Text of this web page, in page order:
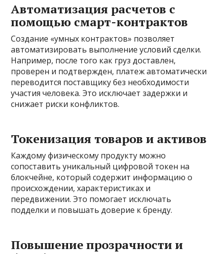
Автоматизация расчетов с
помощью смарт-контрактов
Создание «умных контрактов» позволяет
автоматизировать выполнение условий сделки.
Например, после того как груз доставлен,
проверен и подтвержден, платеж автоматически
переводится поставщику без необходимости
участия человека. Это исключает задержки и
снижает риски конфликтов.
Токенизация товаров и активов
Каждому физическому продукту можно
сопоставить уникальный цифровой токен на
блокчейне, который содержит информацию о
происхождении, характеристиках и
передвижении. Это помогает исключать
подделки и повышать доверие к бренду.
Повышение прозрачности и